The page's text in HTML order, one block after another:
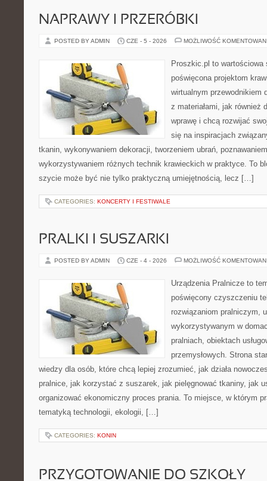
NAPRAWY I PRZERÓBKI
POSTED BY ADMIN CZE - 5 - 2026 MOŻLIWOŚĆ
Proszkic.pl to wartościowa
poświęcona projektom
wirtualnym przewodnikiem
z materiałami, jak również
wprawę i chcą rozwijać
się na inspiracjach
tkanin, wykonywaniem dekoracji, tworzeniem ubrań,
wykorzystywaniem różnych technik krawieckich w praktyce. To
szycie może być nie tylko praktyczną umiejętnością, lecz […]
CATEGORIES: KONCERTY I FESTIWALE
PRALKI I SUSZARKI
POSTED BY ADMIN CZE - 4 - 2026 MOŻLIWOŚĆ
Urządzenia Pralnicze to
poświęcony czyszczeniu
rozwiązaniom pralniczym,
wykorzystywanym w
pralniach, obiektach
przemysłowych. Strona
wiedzy dla osób, które chcą lepiej zrozumieć, jak działa
pralnice, jak korzystać z suszarek, jak pielęgnować tkaniny, jak
organizować ekonomiczny proces prania. To miejsce, w którym
tematyką technologii, ekologii, […]
CATEGORIES: KONIN
PRZYGOTOWANIE DO SZKOŁY